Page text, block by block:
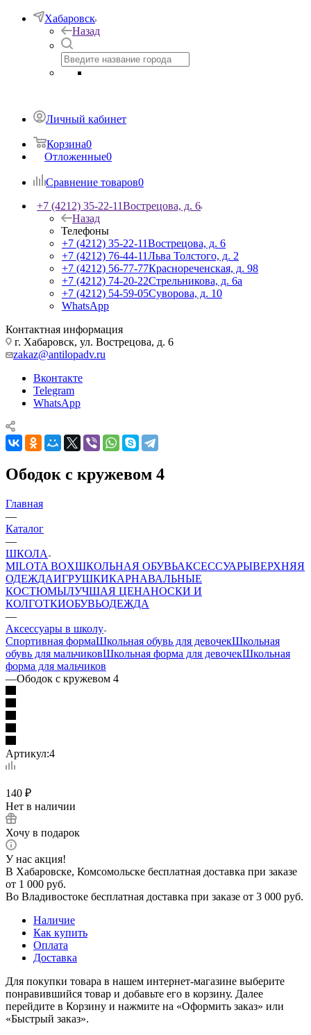
Хабаровск
Назад
Личный кабинет
Корзина0
Отложенные0
Сравнение товаров0
+7 (4212) 35-22-11Вострецова, д. 6
Назад
Телефоны
+7 (4212) 35-22-11Вострецова, д. 6
+7 (4212) 76-44-11Льва Толстого, д. 2
+7 (4212) 56-77-77Краснореченская, д. 98
+7 (4212) 74-20-22Стрельникова, д. 6а
+7 (4212) 54-59-05Суворова, д. 10
WhatsApp
Контактная информация
г. Хабаровск, ул. Вострецова, д. 6
zakaz@antilopadv.ru
Вконтакте
Telegram
WhatsApp
Ободок с кружевом 4
Главная
—
Каталог
—
ШКОЛА
MILOTA BOXШКОЛЬНАЯ ОБУВЬАКСЕССУАРЫВЕРХНЯЯ
ОДЕЖДАИГРУШКИКАРНАВАЛЬНЫЕ
КОСТЮМЫЛУЧШАЯ ЦЕНАНОСКИ И
КОЛГОТКИОБУВЬОДЕЖДА
—
Аксессуары в школу
Спортивная формаШкольная обувь для девочекШкольная
обувь для мальчиковШкольная форма для девочекШкольная
форма для мальчиков
—Ободок с кружевом 4
Артикул:4
140 ₽
Нет в наличии
Хочу в подарок
У нас акция!
В Хабаровске, Комсомольске бесплатная доставка при заказе
от 1 000 руб.
Во Владивостоке бесплатная доставка при заказе от 3 000 руб.
Наличие
Как купить
Оплата
Доставка
Для покупки товара в нашем интернет-магазине выберите
понравившийся товар и добавьте его в корзину. Далее
перейдите в Корзину и нажмите на «Оформить заказ» или
«Быстрый заказ».